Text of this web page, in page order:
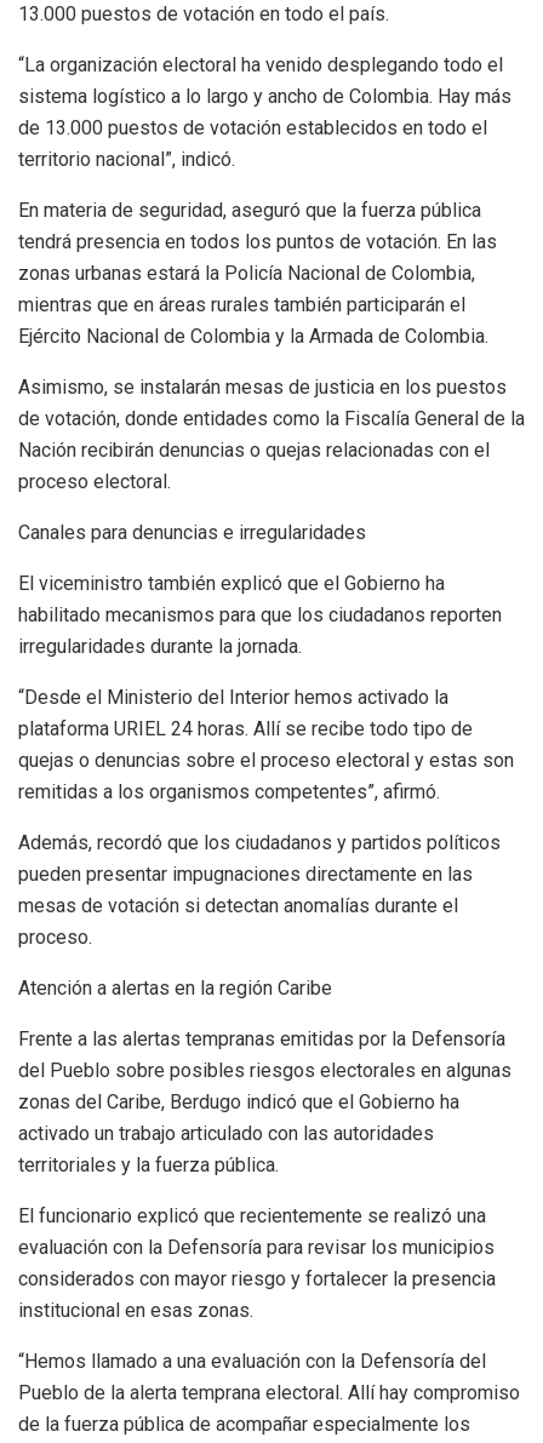
13.000 puestos de votación en todo el país.
“La organización electoral ha venido desplegando todo el
sistema logístico a lo largo y ancho de Colombia. Hay más
de 13.000 puestos de votación establecidos en todo el
territorio nacional”, indicó.
En materia de seguridad, aseguró que la fuerza pública
tendrá presencia en todos los puntos de votación. En las
zonas urbanas estará la Policía Nacional de Colombia,
mientras que en áreas rurales también participarán el
Ejército Nacional de Colombia y la Armada de Colombia.
Asimismo, se instalarán mesas de justicia en los puestos
de votación, donde entidades como la Fiscalía General de la
Nación recibirán denuncias o quejas relacionadas con el
proceso electoral.
Canales para denuncias e irregularidades
El viceministro también explicó que el Gobierno ha
habilitado mecanismos para que los ciudadanos reporten
irregularidades durante la jornada.
“Desde el Ministerio del Interior hemos activado la
plataforma URIEL 24 horas. Allí se recibe todo tipo de
quejas o denuncias sobre el proceso electoral y estas son
remitidas a los organismos competentes”, afirmó.
Además, recordó que los ciudadanos y partidos políticos
pueden presentar impugnaciones directamente en las
mesas de votación si detectan anomalías durante el
proceso.
Atención a alertas en la región Caribe
Frente a las alertas tempranas emitidas por la Defensoría
del Pueblo sobre posibles riesgos electorales en algunas
zonas del Caribe, Berdugo indicó que el Gobierno ha
activado un trabajo articulado con las autoridades
territoriales y la fuerza pública.
El funcionario explicó que recientemente se realizó una
evaluación con la Defensoría para revisar los municipios
considerados con mayor riesgo y fortalecer la presencia
institucional en esas zonas.
“Hemos llamado a una evaluación con la Defensoría del
Pueblo de la alerta temprana electoral. Allí hay compromiso
de la fuerza pública de acompañar especialmente los